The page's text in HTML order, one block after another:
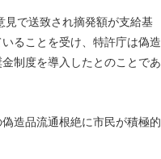
で送致され摘発額が支給基
ることを受け、特許庁は偽造
制度を導入したとのことであ
造品流通根絶に市民が積極的